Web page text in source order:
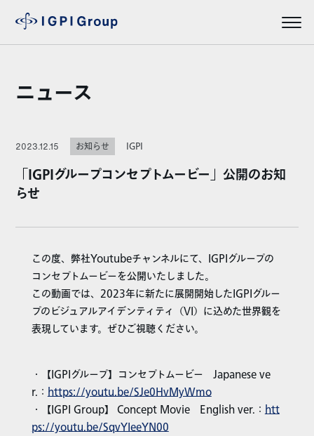
ニュース
2023.12.15 お知らせ IGPI
「IGPIグループコンセプトムービー」公開のお知
らせ
この度、弊社Youtubeチャンネルにて、IGPIグループの
コンセプトムービーを公開いたしました。
この動画では、2023年に新たに展開開始したIGPIグルー
プのビジュアルアイデンティティ（VI）に込めた世界観を
表現しています。ぜひご視聴ください。
・【IGPIグループ】コンセプトムービー Japanese ve
r.： https://youtu.be/SJe0HvMyWmo
・【IGPI Group】 Concept Movie English ver.： htt
ps://youtu.be/SqvYIeeYN00